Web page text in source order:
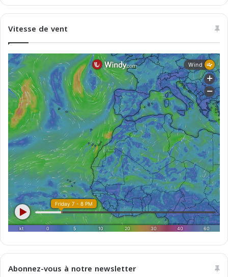
e
c
t
u
s
i
n
L
i
b
y
a
Vitesse de vent
Abonnez-vous à notre newsletter